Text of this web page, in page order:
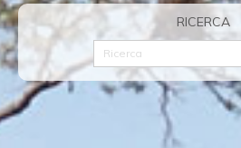
RICERCA